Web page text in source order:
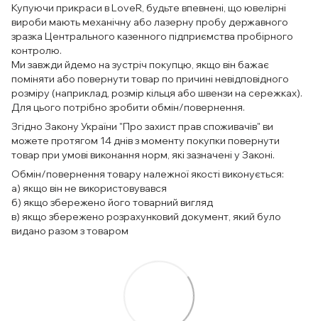
Купуючи прикраси в LoveR, будьте впевнені, що ювелірні
вироби мають механічну або лазерну пробу державного
зразка Центрального казенного підприємства пробірного
контролю.
Ми завжди йдемо на зустріч покупцю, якщо він бажає
поміняти або повернути товар по причині невідповідного
розміру (наприклад, розмір кільця або швензи на сережках).
Для цього потрібно зробити обмін/повернення.
Згідно Закону України "Про захист прав споживачів" ви
можете протягом 14 днів з моменту покупки повернути
товар при умові виконання норм, які зазначені у Законі.
Обмін/повернення товару належної якості виконується:
а) якщо він не використовувався
б) якщо збережено його товарний вигляд
в) якщо збережено розрахунковий документ, який було
видано разом з товаром